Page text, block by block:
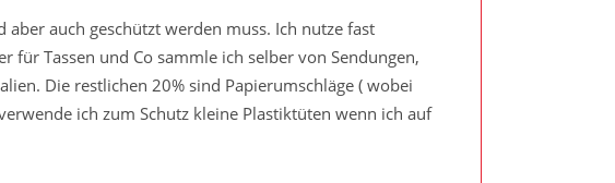
auch geschützt werden muss. Ich nutze fast
für Tassen und Co sammle ich selber von Sendungen,
Die restlichen 20% sind Papierumschläge ( wobei
ich zum Schutz kleine Plastiktüten wenn ich auf